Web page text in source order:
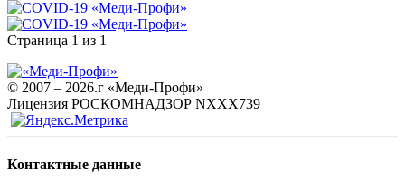
Страница 1 из 1
© 2007 – 2026.г «Меди-Профи»
Лицензия РОСКОМНАДЗОР NХХХ739
Контактные данные